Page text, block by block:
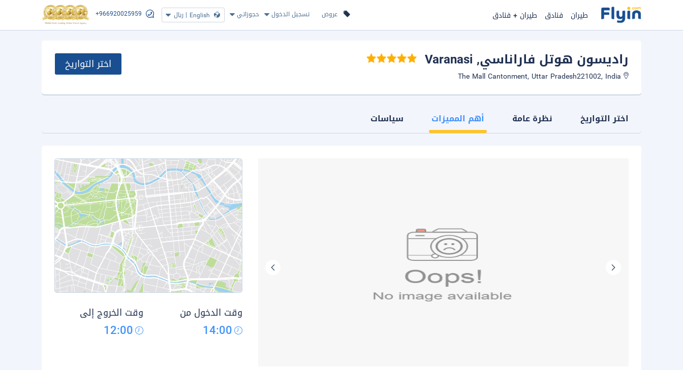
عروض تسجيل الدخول حجوزاتي English
| ريال +966920025959 طيران فنادق طيران + فنادق
راديسون هوتل فاراناسي, Varanasi اختر التواريخ
اختر التواريخ نظرة عامة أهم المميزات سياسات
وقت الدخول من
14:00
وقت الخروج إلى
12:00